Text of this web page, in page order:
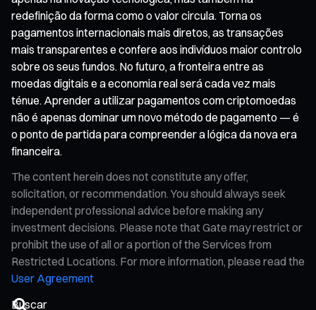
redefinição da forma como o valor circula. Torna os
pagamentos internacionais mais diretos, as transações
mais transparentes e confere aos indivíduos maior controlo
sobre os seus fundos. No futuro, a fronteira entre as
moedas digitais e a economia real será cada vez mais
ténue. Aprender a utilizar pagamentos com criptomoedas
não é apenas dominar um novo método de pagamento — é
o ponto de partida para compreender a lógica da nova era
financeira.
The content herein does not constitute any offer,
solicitation, or recommendation. You should always seek
independent professional advice before making any
investment decisions. Please note that Gate may restrict or
prohibit the use of all or a portion of the Services from
Restricted Locations. For more information, please read the
User Agreement